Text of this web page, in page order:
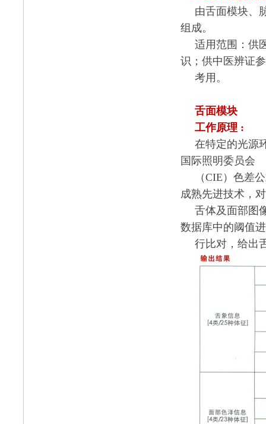
由舌面模块、
组成。
适用范围：供
识；供中医辨证参
考用。
舌面模块
工作原理 :
在特定的光源
国际照明委员会
（CIE ）色差
成熟先进技术，对
舌体及面部图
数据库中的阈值进
行比对，给出